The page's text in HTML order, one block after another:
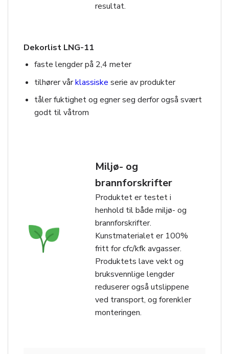
resultat.
Dekorlist LNG-11
faste lengder på 2,4 meter
tilhører vårklassiske serie av produkter
tåler fuktighet og egner seg derfor også svært
godt til våtrom
Miljø- og
brannforskrifter
Produktet er testet i
henhold til både miljø- og
brannforskrifter.
Kunstmaterialet er 100%
fritt for cfc/kfk avgasser.
Produktets lave vekt og
bruksvennlige lengder
reduserer også utslippene
ved transport, og forenkler
monteringen.